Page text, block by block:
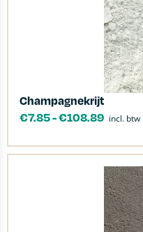
Champagnekrijt
€7.85-€108.89 incl. btw